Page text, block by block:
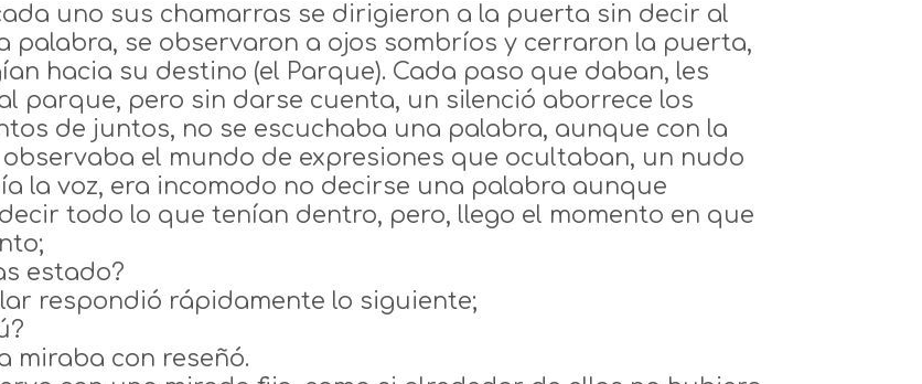
uno sus chamarras se dirigieron a la puerta sin decir al
palabra, se observaron a ojos sombríos y cerraron la puerta,
hacia su destino (el Parque). Cada paso que daban, les
parque, pero sin darse cuenta, un silenció aborrece los
de juntos, no se escuchaba una palabra, aunque con la
el mundo de expresiones que ocultaban, un nudo
la voz, era incomodo no decirse una palabra aunque
todo lo que tenían dentro, pero, llego el momento en que
estado?
respondió rápidamente lo siguiente;
miraba con reseñó.